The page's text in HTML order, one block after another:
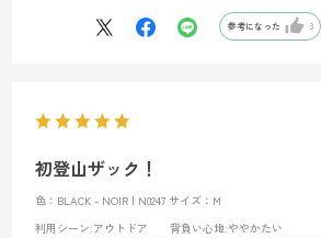
参考になった 3
初登山ザック！
色：BLACK - NOIR | N0247 サイズ：M
利用シーン:アウトドア 背負い心地:ややかたい